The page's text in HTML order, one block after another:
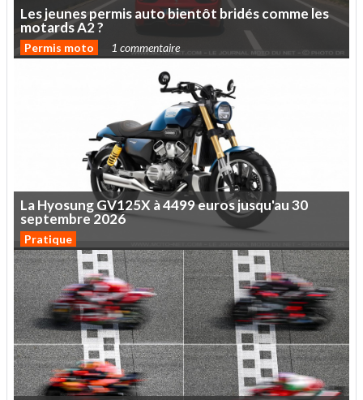
Lesjeunespermisautobientôt bridéscommeles
motardsA2?
Permis moto 1 commentaire
LaHyosungGV125X à4499eurosjusqu'au30
septembre2026
Pratique